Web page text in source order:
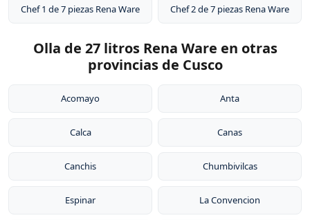
Chef 1 de 7 piezas Rena Ware Chef 2 de 7 piezas Rena Ware
Olla de 27 litros Rena Ware en otras
provincias de Cusco
Acomayo Anta
Calca Canas
Canchis Chumbivilcas
Espinar La Convencion